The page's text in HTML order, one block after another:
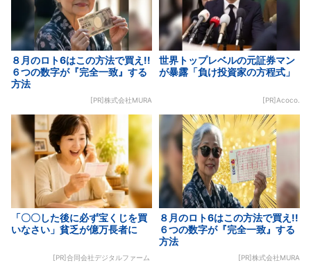
８月のロト6はこの方法で買え!!
６つの数字が『完全一致』する
方法
[PR]株式会社MURA
世界トップレベルの元証券マン
が暴露「負け投資家の方程式」
[PR]Acoco.
「〇〇した後に必ず宝くじを買
いなさい」貧乏が億万長者に
[PR]合同会社デジタルファーム
８月のロト6はこの方法で買え!!
６つの数字が『完全一致』する
方法
[PR]株式会社MURA